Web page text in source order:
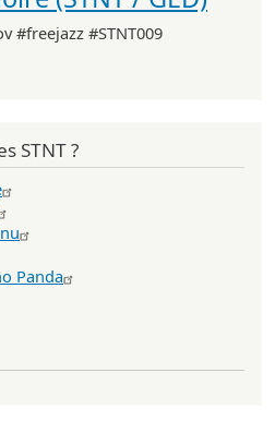
#freejazz #STNT009
STNT ?
Panda